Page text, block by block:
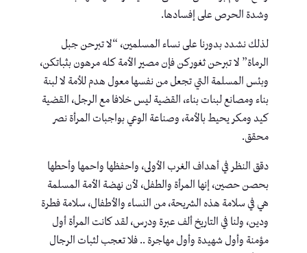
وشدة الحرص على إفسادها.
لذلك نشدد بدورنا على نساء المسلمين، “لا تبرحن جبل
الرماة” لا تبرحن ثغوركن فإن مصير الأمة كله مرهون بثباتكن،
وبئس المسلمة التي تجعل من نفسها معول هدم للأمة لا لبنة
بناء ومصانع لبنات بناء، القضية ليس خلافا مع الرجل، القضية
كيد ومكر يحيط بالأمة، وصناعة الوعي بواجبات المرأة نصر
محقق.
دقق النظر في أهداف الغرب الأولى، واحفظها واحمها وأحطها
بحصن حصين، إنها المرأة والطفل، لأن نهضة الأمة المسلمة
هي في سلامة هذه الشريحة، من النساء والأطفال، سلامة فطرة
ودين، ولنا في التاريخ ألف عبرة ودرس، لقد كانت المرأة أول
مؤمنة وأول شهيدة وأول مهاجرة .. فلا تعجب لثبات الرجال